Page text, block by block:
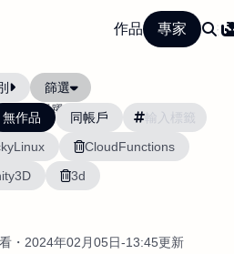
作品 專家
篩選
排序: 活躍度
無作品
同帳戶
CloudFunctions
3d
2024年02月05日-13:45更新